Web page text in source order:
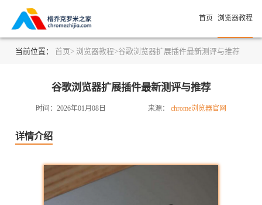
首页 浏览器教程
当前位置： 首页> 浏览器教程>谷歌浏览器扩展插件最新测评与推荐
谷歌浏览器扩展插件最新测评与推荐
时间：2026年01月08日 来源： chrome浏览器官网
详情介绍